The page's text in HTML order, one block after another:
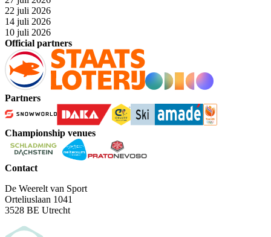
22 juli 2026
14 juli 2026
10 juli 2026
Official partners
Partners
Championship venues
Contact
De Weerelt van Sport
Orteliuslaan 1041
3528 BE Utrecht